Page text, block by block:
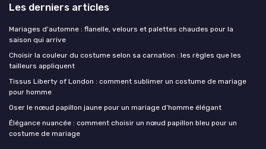
Les derniers articles
Mariages d'automne : flanelle, velours et palettes chaudes pour la
saison qui arrive
Choisir la couleur du costume selon sa carnation : les règles que les
tailleurs appliquent
Tissus Liberty of London : comment sublimer un costume de mariage
pour homme
Oser le nœud papillon jaune pour un mariage d’homme élégant
Élégance nuancée : comment choisir un nœud papillon bleu pour un
costume de mariage